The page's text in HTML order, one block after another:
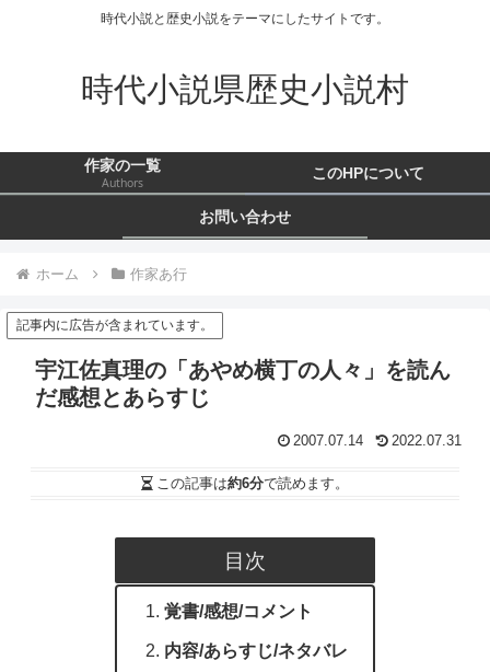
時代小説と歴史小説をテーマにしたサイトです。
時代小説県歴史小説村
作家の一覧
Authors
このHPについて
お問い合わせ
ホーム 作家あ行
記事内に広告が含まれています。
宇江佐真理の「あやめ横丁の人々」を読ん
だ感想とあらすじ
2007.07.14 2022.07.31
この記事は約6分で読めます。
目次
覚書/感想/コメント
内容/あらすじ/ネタバレ